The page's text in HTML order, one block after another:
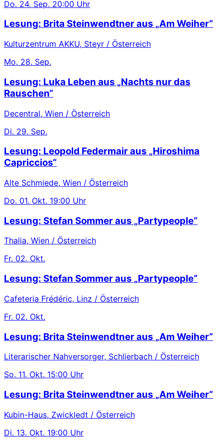
Do. 24. Sep. 20:00 Uhr
Lesung: Brita Steinwendtner aus „Am Weiher“
Kulturzentrum AKKU, Steyr / Österreich
Mo. 28. Sep.
Lesung: Luka Leben aus „Nachts nur das
Rauschen“
Decentral, Wien / Österreich
Di. 29. Sep.
Lesung: Leopold Federmair aus „Hiroshima
Capriccios“
Alte Schmiede, Wien / Österreich
Do. 01. Okt. 19:00 Uhr
Lesung: Stefan Sommer aus „Partypeople“
Thalia, Wien / Österreich
Fr. 02. Okt.
Lesung: Stefan Sommer aus „Partypeople“
Cafeteria Frédéric, Linz / Österreich
Fr. 02. Okt.
Lesung: Brita Steinwendtner aus „Am Weiher“
Literarischer Nahversorger, Schlierbach / Österreich
So. 11. Okt. 15:00 Uhr
Lesung: Brita Steinwendtner aus „Am Weiher“
Kubin-Haus, Zwickledt / Österreich
Di. 13. Okt. 19:00 Uhr